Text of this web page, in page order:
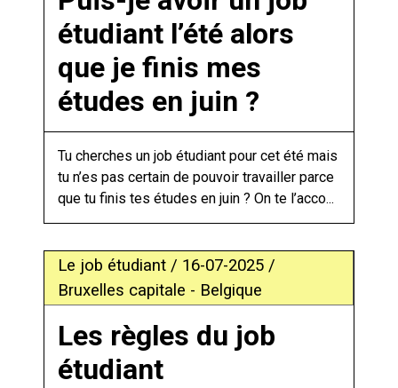
étudiant l’été alors
que je finis mes
études en juin ?
Tu cherches un job étudiant pour cet été mais
tu n’es pas certain de pouvoir travailler parce
que tu finis tes études en juin ? On te l’acco...
Le job étudiant / 16-07-2025 /
Bruxelles capitale - Belgique
Les règles du job
étudiant